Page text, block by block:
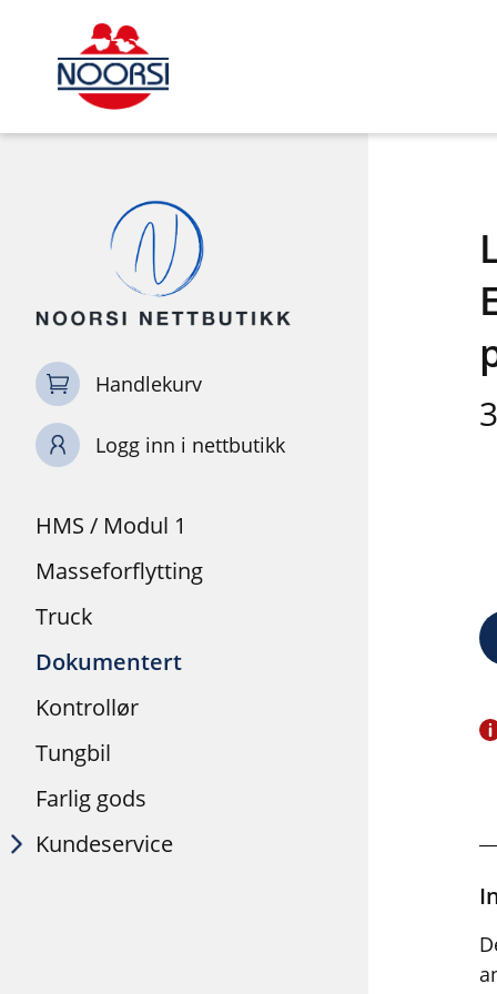
Handlekurv
Logg inn i nettbutikk
HMS / Modul 1
Masseforflytting
Truck
Dokumentert
Kontrollør
Tungbil
Farlig gods
Kundeservice